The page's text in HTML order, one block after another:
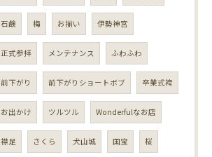
石鹸 梅 お揃い 伊勢神宮
正式参拝 メンテナンス ふわふわ
前下がり 前下がりショートボブ 卒業式袴
お出かけ ツルツル Wonderfulなお店
襟足 さくら 犬山城 国宝 桜